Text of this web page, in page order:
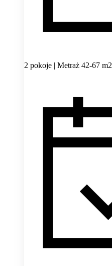
2 pokoje | Metraż 42-67 m2